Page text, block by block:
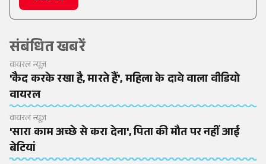
संबंधित खबरें
वायरल न्यूज़
'कैद करके रखा है, मारते हैं', महिला के दावे वाला वीडियो
वायरल
वायरल न्यूज़
'सारा काम अच्छे से करा देना', पिता की मौत पर नहीं आईं
बेटियां